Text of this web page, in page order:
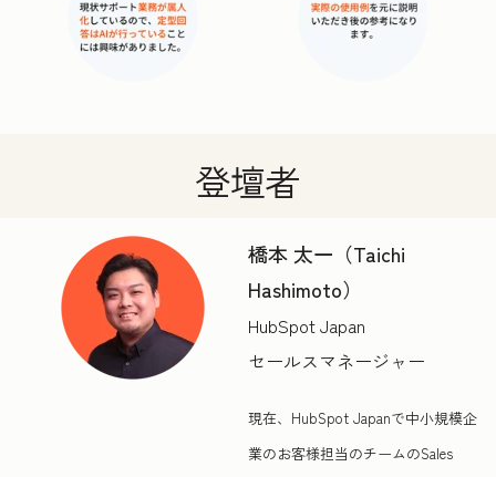
登壇者
橋本 太一（Taichi
Hashimoto）
HubSpot Japan
セールスマネージャー
現在、HubSpot Japanで中小規模企
業のお客様担当のチームのSales